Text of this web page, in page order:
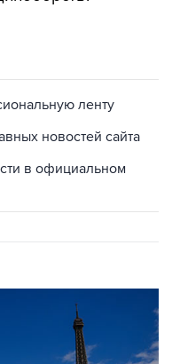
ленту
новостей сайта
в официальном